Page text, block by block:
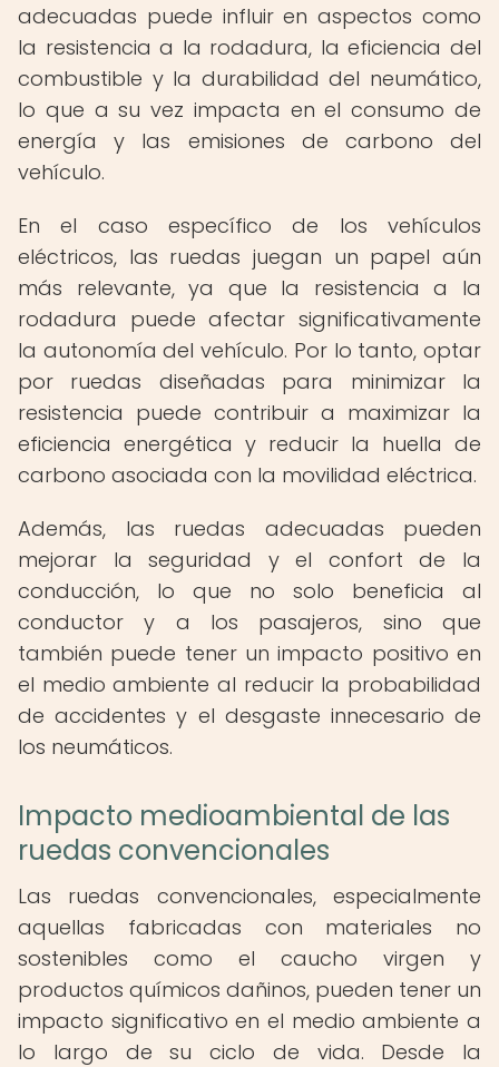
adecuadas puede influir en aspectos como
la resistencia a la rodadura, la eficiencia del
combustible y la durabilidad del neumático,
lo que a su vez impacta en el consumo de
energía y las emisiones de carbono del
vehículo.
En el caso específico de los vehículos
eléctricos, las ruedas juegan un papel aún
más relevante, ya que la resistencia a la
rodadura puede afectar significativamente
la autonomía del vehículo. Por lo tanto, optar
por ruedas diseñadas para minimizar la
resistencia puede contribuir a maximizar la
eficiencia energética y reducir la huella de
carbono asociada con la movilidad eléctrica.
Además, las ruedas adecuadas pueden
mejorar la seguridad y el confort de la
conducción, lo que no solo beneficia al
conductor y a los pasajeros, sino que
también puede tener un impacto positivo en
el medio ambiente al reducir la probabilidad
de accidentes y el desgaste innecesario de
los neumáticos.
Impacto medioambiental de las
ruedas convencionales
Las ruedas convencionales, especialmente
aquellas fabricadas con materiales no
sostenibles como el caucho virgen y
productos químicos dañinos, pueden tener un
impacto significativo en el medio ambiente a
lo largo de su ciclo de vida. Desde la